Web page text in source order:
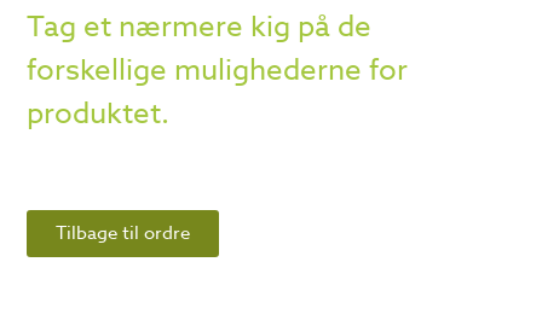
Tag et nærmere kig på de
forskellige mulighederne for
produktet.
Tilbage til ordre